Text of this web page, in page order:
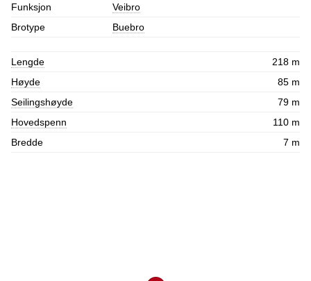
Funksjon
Veibro
Brotype
Buebro
Lengde
218 m
Høyde
85 m
Seilingshøyde
79 m
Hovedspenn
110 m
Bredde
7 m